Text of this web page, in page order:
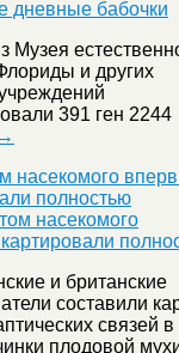
Музея
и других
391 ген 2244
насекомого
полностью
и британские
составили
связей в
плодовой